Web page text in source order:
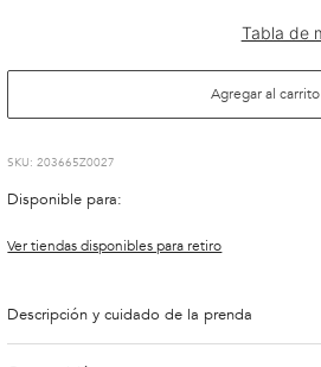
Agregar al carrito
:203665Z0027
Disponible para:
Ver tiendas disponibles para retiro
Descripción y cuidado de la prenda